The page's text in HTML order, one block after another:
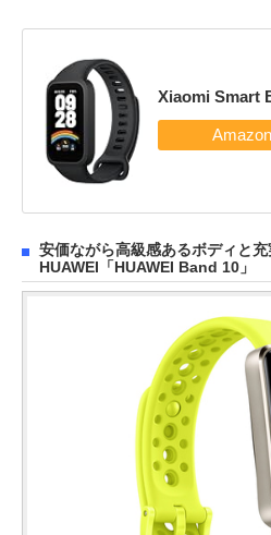
Xiaomi Smart
安価ながら高級感あるボディと
HUAWEI「HUAWEI Band 10」